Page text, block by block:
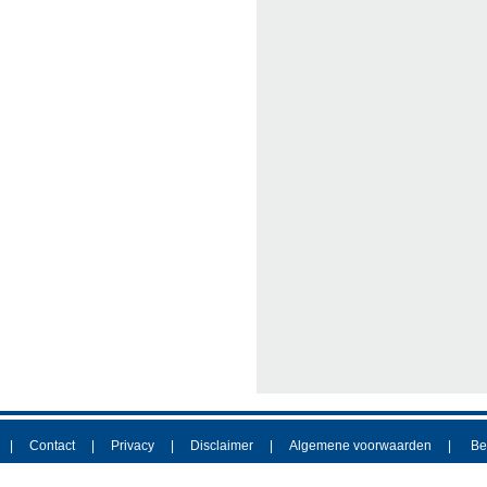
Contact Privacy Disclaimer Algemene voorwaarden